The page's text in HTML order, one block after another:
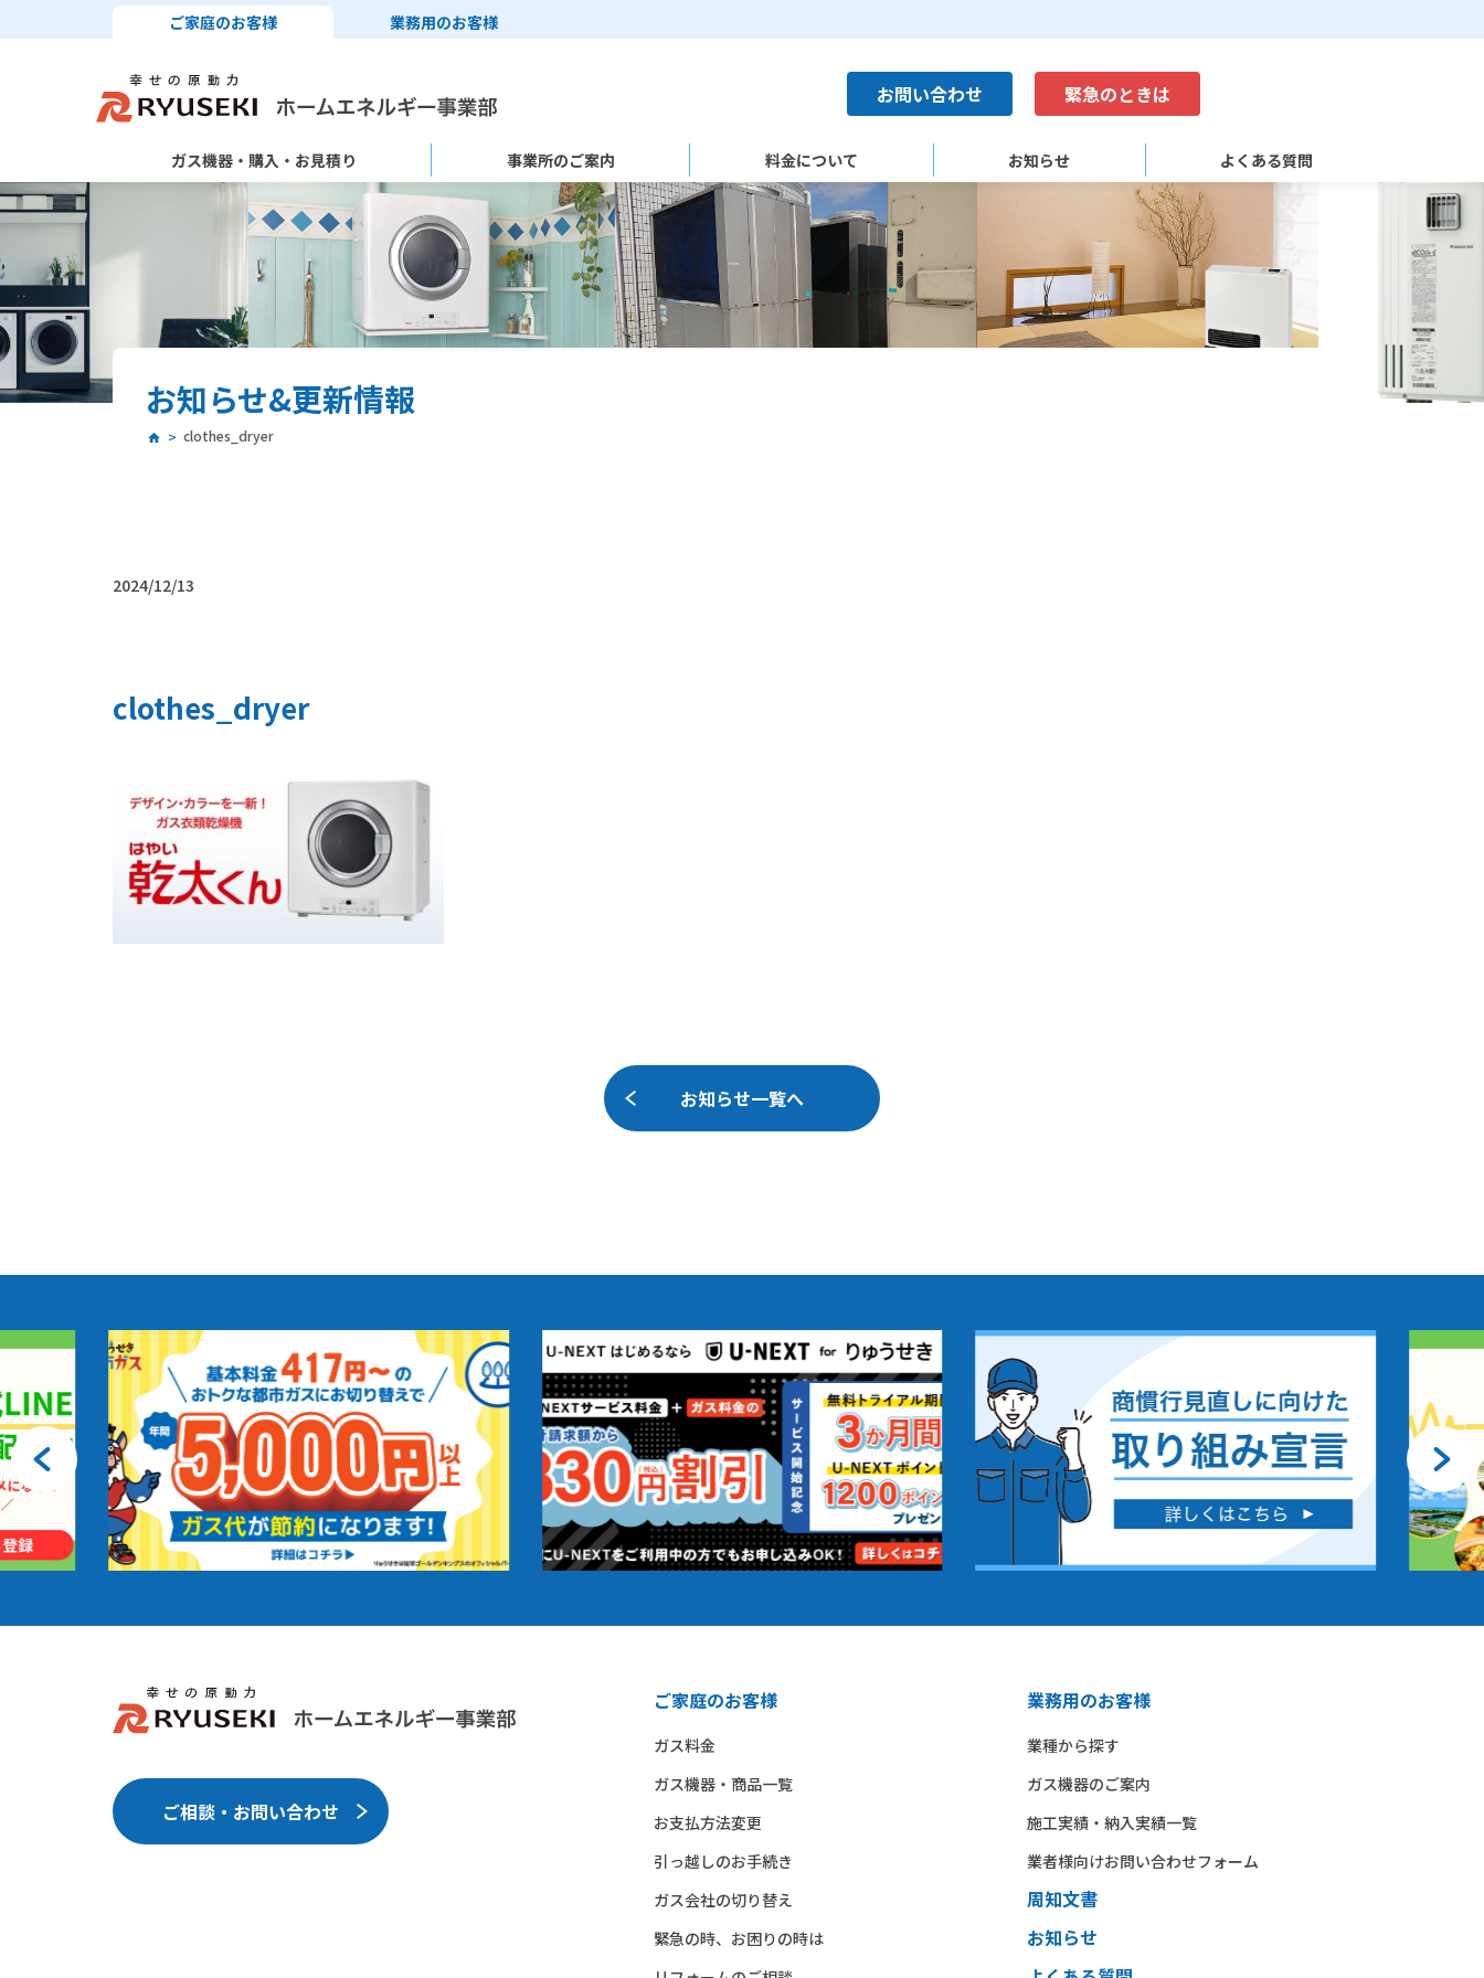
ご家庭のお客様 業務用のお客様
お問い合わせ 緊急のときは
ガス機器・購入・お見積り 事業所のご案内 料金について お知らせ よくある質問
お知らせ&更新情報
clothes_dryer
2024/12/13
clothes_dryer
お知らせ一覧へ
ご相談・お問い合わせ
ご家庭のお客様
ガス料金
ガス機器・商品一覧
お支払方法変更
引っ越しのお手続き
ガス会社の切り替え
緊急の時、お困りの時は
業務用のお客様
業種から​探す​
ガス機器の​ご案内​
施工実績・納入実績一覧
業者様向けお問い合わせフォーム
周知文書
お知らせ